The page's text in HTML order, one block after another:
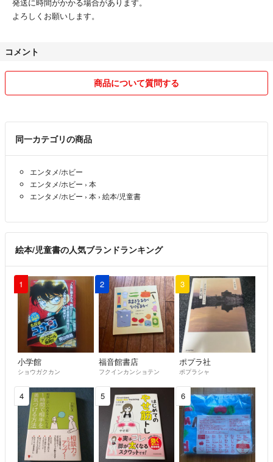
よろしくお願いします。
コメント
商品について質問する
同一カテゴリの商品
エンタメ/ホビー
エンタメ/ホビー › 本
エンタメ/ホビー › 本 › 絵本/児童書
絵本/児童書の人気ブランドランキング
1
小学館
ショウガクカン
2
福音館書店
フクインカンショテン
3
ポプラ社
ポプラシャ
4 5 6